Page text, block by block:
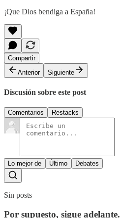
¡Que Dios bendiga a España!
Compartir
Anterior
Siguiente
Discusión sobre este post
Comentarios Restacks
Lo mejor de Último Debates
Sin posts
Por supuesto, sigue adelante.